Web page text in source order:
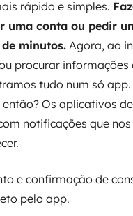
rápido e simples.
uma conta ou pedir
minutos. Agora, ao
procurar informações
tudo num só
Os aplicativos
notificações que
e confirmação de
pelo app.